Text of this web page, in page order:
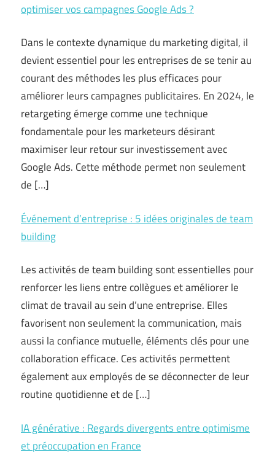
optimiser vos campagnes Google Ads ?
Dans le contexte dynamique du marketing digital, il
devient essentiel pour les entreprises de se tenir au
courant des méthodes les plus efficaces pour
améliorer leurs campagnes publicitaires. En 2024, le
retargeting émerge comme une technique
fondamentale pour les marketeurs désirant
maximiser leur retour sur investissement avec
Google Ads. Cette méthode permet non seulement
de […]
Événement d’entreprise : 5 idées originales de team
building
Les activités de team building sont essentielles pour
renforcer les liens entre collègues et améliorer le
climat de travail au sein d’une entreprise. Elles
favorisent non seulement la communication, mais
aussi la confiance mutuelle, éléments clés pour une
collaboration efficace. Ces activités permettent
également aux employés de se déconnecter de leur
routine quotidienne et de […]
IA générative : Regards divergents entre optimisme
et préoccupation en France